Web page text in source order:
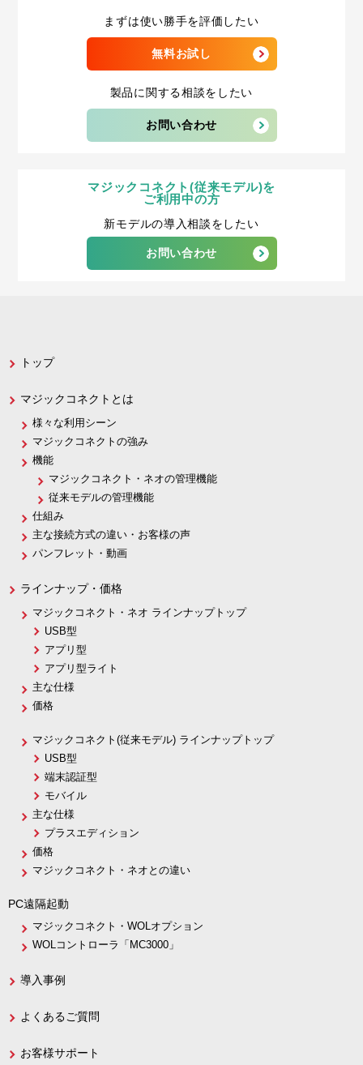
まずは使い勝手を評価したい
無料お試し
製品に関する相談をしたい
お問い合わせ
マジックコネクト(従来モデル)を
ご利用中の方
新モデルの導入相談をしたい
お問い合わせ
トップ
マジックコネクトとは
様々な利用シーン
マジックコネクトの強み
機能
マジックコネクト・ネオの管理機能
従来モデルの管理機能
仕組み
主な接続方式の違い・お客様の声
パンフレット・動画
ラインナップ・価格
マジックコネクト・ネオ ラインナップトップ
USB型
アプリ型
アプリ型ライト
主な仕様
価格
マジックコネクト(従来モデル) ラインナップトップ
USB型
端末認証型
モバイル
主な仕様
プラスエディション
価格
マジックコネクト・ネオとの違い
PC遠隔起動
マジックコネクト・WOLオプション
WOLコントローラ「MC3000」
導入事例
よくあるご質問
お客様サポート